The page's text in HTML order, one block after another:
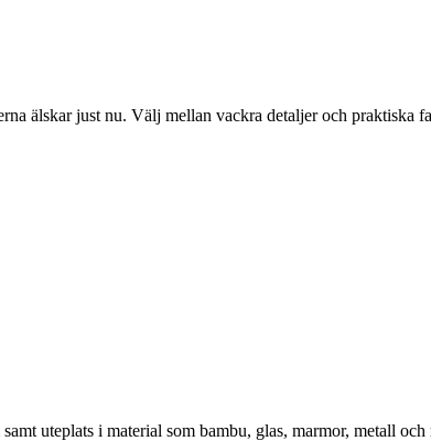
älskar just nu. Välj mellan vackra detaljer och
uteplats i material som bambu, glas, marmor, metall